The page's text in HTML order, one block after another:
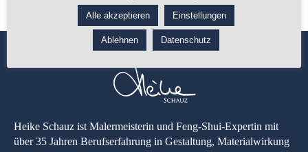
Heike Schauz ist Malermeisterin und Feng-Shui-Expertin mit
über 35 Jahren Berufserfahrung in Gestaltung, Materialwirkung
Alle akzeptieren Einstellungen
Ablehnen Datenschutz